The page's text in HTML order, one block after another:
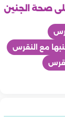
صحة الجنين
مع النقرس
تعرفه لحماية